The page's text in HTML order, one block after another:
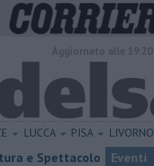
LUCCA PISA LIVORNO
e Spettacolo Eventi